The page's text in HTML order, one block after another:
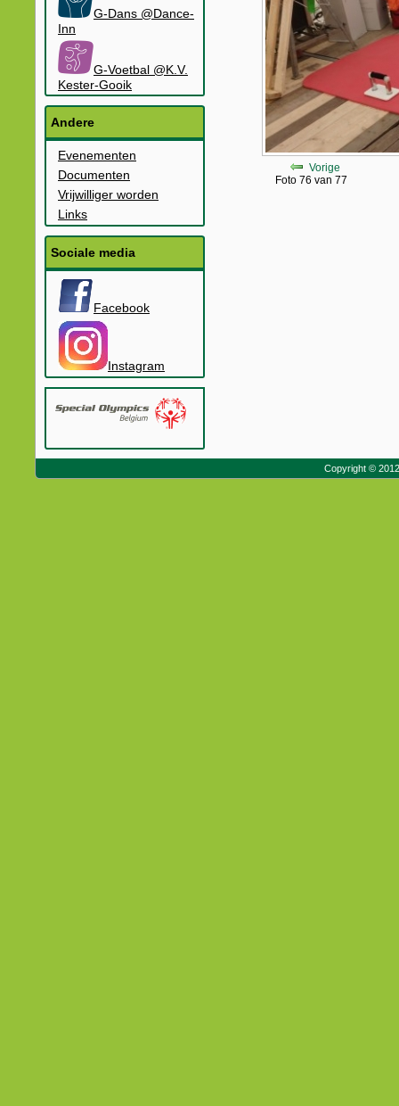
G-Dans @Dance-
Inn
G-Voetbal @K.V.
Kester-Gooik
Andere
Evenementen
Documenten
Vrijwilliger worden
Links
Sociale media
Facebook
Instagram
Vorige
Foto 76 van 77
Copyright ©